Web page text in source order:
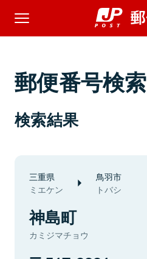
郵便番号検索
検索結果
三重県
ミエケン
鳥羽市
トバシ
神島町
カミジマチョウ